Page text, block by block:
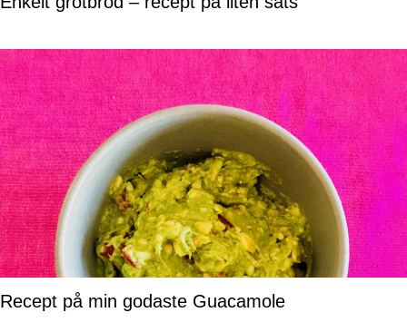
Recept på min godaste Guacamole